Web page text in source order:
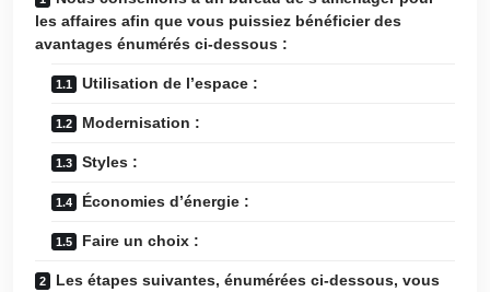
les affaires afin que vous puissiez bénéficier des
avantages énumérés ci-dessous :
Utilisation de l’espace :
Modernisation :
Styles :
Économies d’énergie :
Faire un choix :
Les étapes suivantes, énumérées ci-dessous, vous